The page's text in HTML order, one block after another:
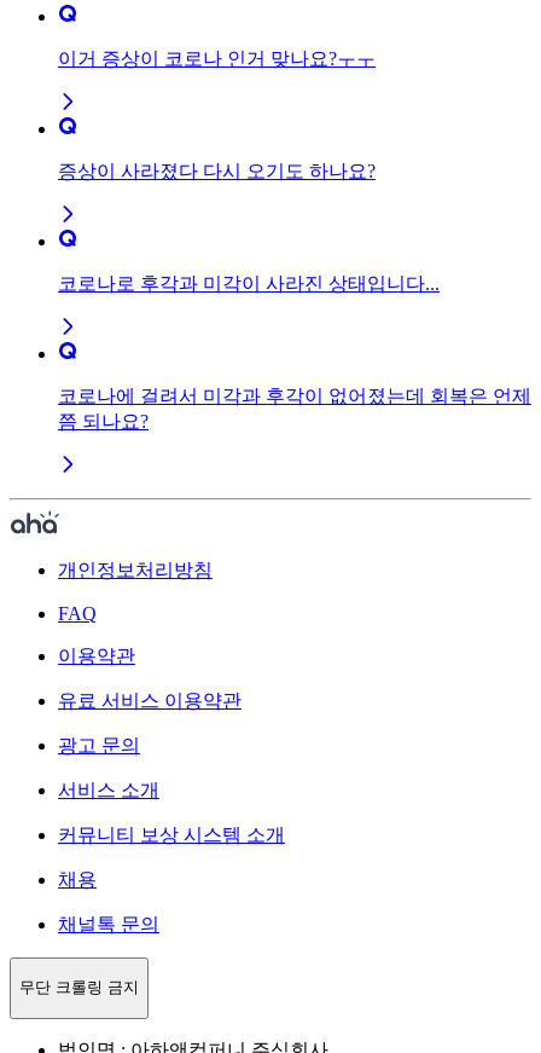
이거 증상이 코로나 인거 맞나요?ㅜㅜ
증상이 사라졌다 다시 오기도 하나요?
코로나로 후각과 미각이 사라진 상태입니다...
코로나에 걸려서 미각과 후각이 없어졌는데 회복은 언제
쯤 되나요?
개인정보처리방침
FAQ
이용약관
유료 서비스 이용약관
광고 문의
서비스 소개
커뮤니티 보상 시스템 소개
채용
채널톡 문의
무단 크롤링 금지